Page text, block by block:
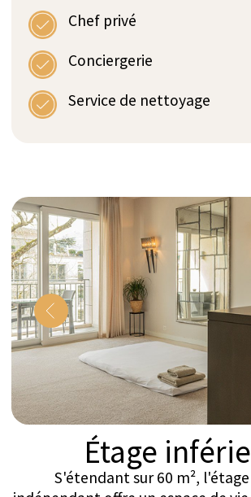
Étage Supérieur
L'entrée ouverte présente une collection exclusive
d'œuvres d'art. Attenante, vous trouverez une
cuisine moderne entièrement équipée avec un
espace de préparation adjacent. La spacieuse salle
à manger peut confortablement accueillir jusqu'à
huit convives. La suite parentale dispose d'une
salle de bain aux murs en pierre luxueux, tandis
cheminée douillette. Pour la détente, une salle de
massage est équipée d'une table Gharieni de luxe.
Une vaste terrasse en U de 210 m² relie les
espaces de vie principaux, enveloppant la
résidence de lumière naturelle et offrant de
nombreux coins pour profiter des environs. Cette
répartition réfléchie assure aux hôtes une
tranquillité et une intimité complètes tout au long
de leur séjour.